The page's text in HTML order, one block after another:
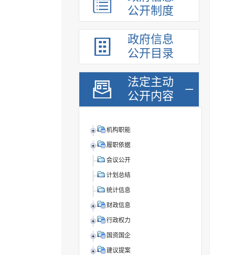
公开制度
政府信息
公开目录
法定主动
公开内容
机构职能
履职依据
会议公开
计划总结
统计信息
财政信息
行政权力
国资国企
建议提案